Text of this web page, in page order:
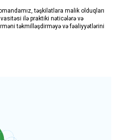
təşkilatlara malik olduqları
ilə praktiki nəticələrə və
təkmilləşdirməyə və fəaliyyətlərini